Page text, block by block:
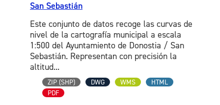
San Sebastián
Este conjunto de datos recoge las curvas de
nivel de la cartografía municipal a escala
1:500 del Ayuntamiento de Donostia / San
Sebastián. Representan con precisión la
altitud...
ZIP (SHP) DWG WMS
HTML
PDF